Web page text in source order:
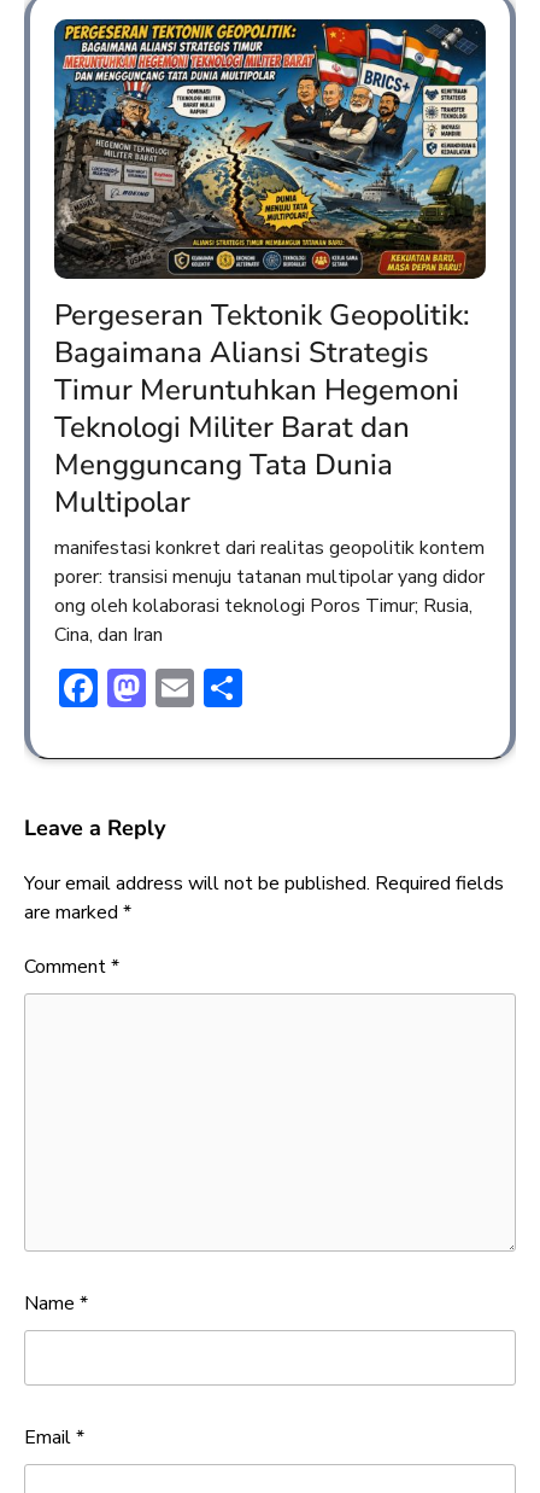
Pergeseran Tektonik Geopolitik:
Bagaimana Aliansi Strategis
Timur Meruntuhkan Hegemoni
Teknologi Militer Barat dan
Mengguncang Tata Dunia
Multipolar
manifestasi konkret dari realitas geopolitik kontem
porer: transisi menuju tatanan multipolar yang didor
ong oleh kolaborasi teknologi Poros Timur; Rusia,
Cina, dan Iran
Facebook
Mastodon
Email
Leave a Reply
Your email address will not be published. Required fields
are marked *
Comment*
Name *
Email*